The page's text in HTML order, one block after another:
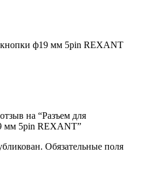
кнопки ф19 мм 5pin REXANT
на “Разъем для
мм 5pin REXANT”
Обязательные поля